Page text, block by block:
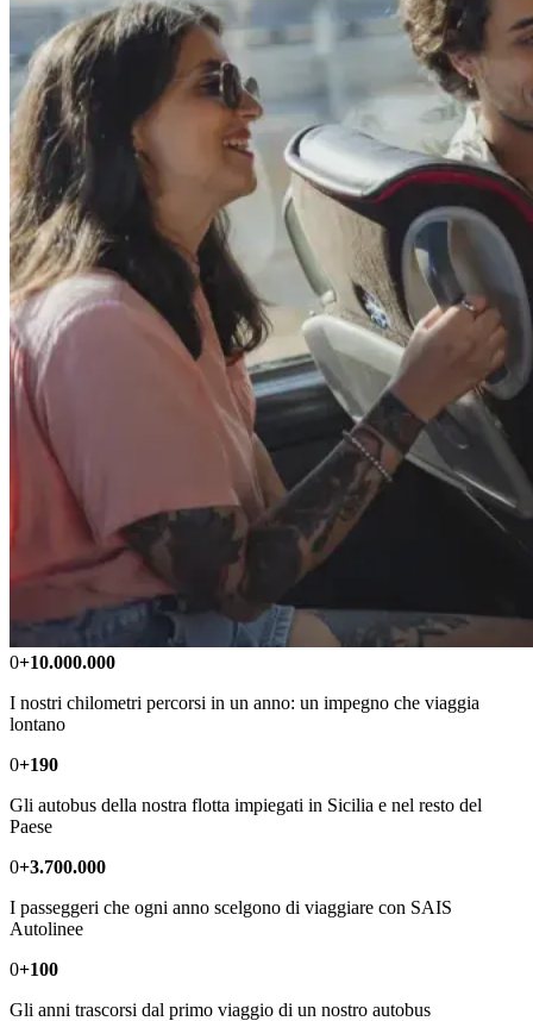
0+10.000.000
I nostri chilometri percorsi in un anno: un impegno che viaggia
lontano
0+190
Gli autobus della nostra flotta impiegati in Sicilia e nel resto del
Paese
0+3.700.000
I passeggeri che ogni anno scelgono di viaggiare con SAIS
Autolinee
0+100
Gli anni trascorsi dal primo viaggio di un nostro autobus